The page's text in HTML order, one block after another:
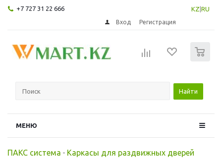
+7 727 31 22 666 KZ RU
Вход Регистрация
Найти
МЕНЮ
ПАКС система - Каркасы для раздвижных дверей